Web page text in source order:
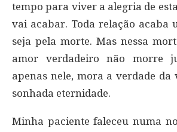
tempo para viver a alegria de
vai acabar. Toda relação acaba
seja pela morte. Mas nessa
amor verdadeiro não morre
apenas nele, mora a verdade da
sonhada eternidade.
Minha paciente faleceu numa